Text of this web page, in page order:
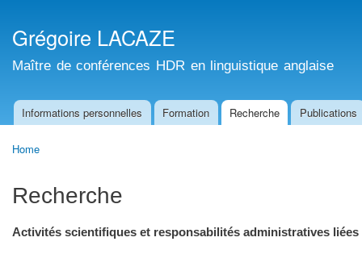
Grégoire LACAZE
Maître de conférences HDR en linguistique anglaise
Main menu
Informations personnelles Formation Recherche Publications
Home
Recherche
Activités scientifiques et responsabilités administratives liées